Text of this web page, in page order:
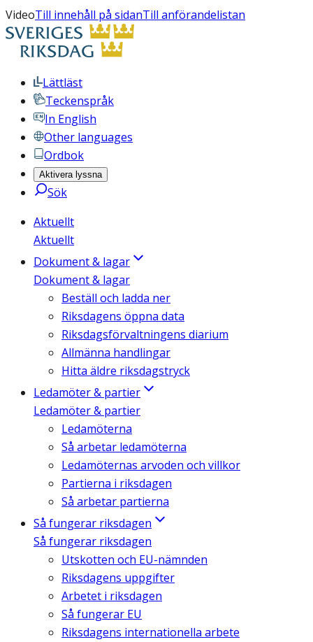
VideoTill innehåll på sidanTill anförandelistan
Lättläst
Teckenspråk
In English
Other languages
Ordbok
Aktivera lyssna
Sök
Aktuellt
Aktuellt
Dokument & lagar
Dokument & lagar
Beställ och ladda ner
Riksdagens öppna data
Riksdagsförvaltningens diarium
Allmänna handlingar
Hitta äldre riksdagstryck
Ledamöter & partier
Ledamöter & partier
Ledamöterna
Så arbetar ledamöterna
Ledamöternas arvoden och villkor
Partierna i riksdagen
Så arbetar partierna
Så fungerar riksdagen
Så fungerar riksdagen
Utskotten och EU-nämnden
Riksdagens uppgifter
Arbetet i riksdagen
Så fungerar EU
Riksdagens internationella arbete